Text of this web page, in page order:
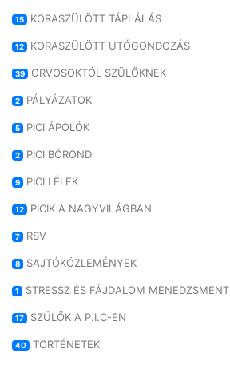
15 KORASZÜLÖTT TÁPLÁLÁS
12 KORASZÜLÖTT UTÓGONDOZÁS
39 ORVOSOKTÓL SZÜLŐKNEK
2 PÁLYÁZATOK
5 PICI ÁPOLÓK
2 PICI BŐRÖND
9 PICI LÉLEK
12 PICIK A NAGYVILÁGBAN
7 RSV
8 SAJTÓKÖZLEMÉNYEK
1 STRESSZ ÉS FÁJDALOM MENEDZSMENT
17 SZÜLŐK A P.I.C-EN
40 TÖRTÉNETEK